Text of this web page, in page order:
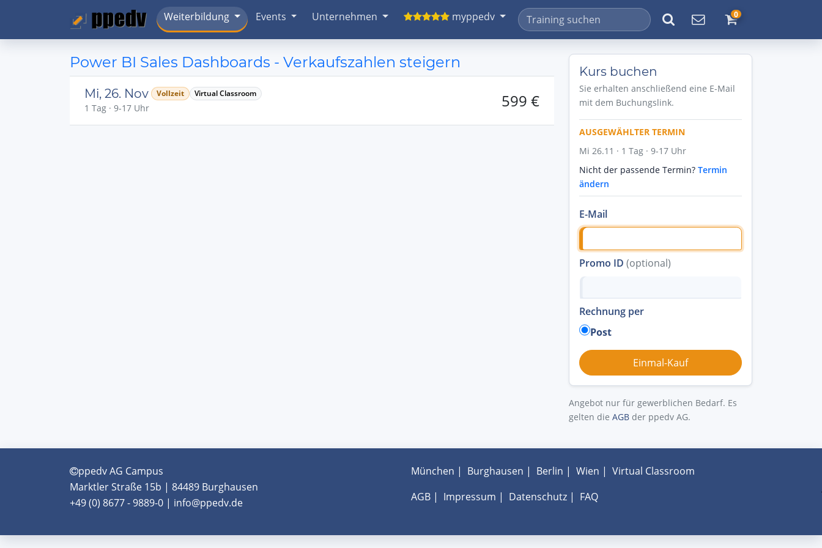
Weiterbildung Events Unternehmen myppedv 0
Power BI Sales Dashboards - Verkaufszahlen steigern
Mi, 26. Nov Vollzeit Virtual Classroom
1 Tag · 9-17 Uhr 599 €
Kurs buchen
Sie erhalten anschließend eine E-Mail
mit dem Buchungslink.
AUSGEWÄHLTER TERMIN
Mi 26.11 · 1 Tag · 9-17 Uhr
Nicht der passende Termin? Termin
ändern
E-Mail
Promo ID (optional)
Rechnung per
Post
Angebot nur für gewerblichen Bedarf. Es
gelten die AGB der ppedv AG.
ppedv AG Campus
Marktler Straße 15b | 84489 Burghausen
+49 (0) 8677 - 9889-0 | info@ppedv.de
München | Burghausen | Berlin | Wien | Virtual Classroom
AGB| Impressum | Datenschutz| FAQ